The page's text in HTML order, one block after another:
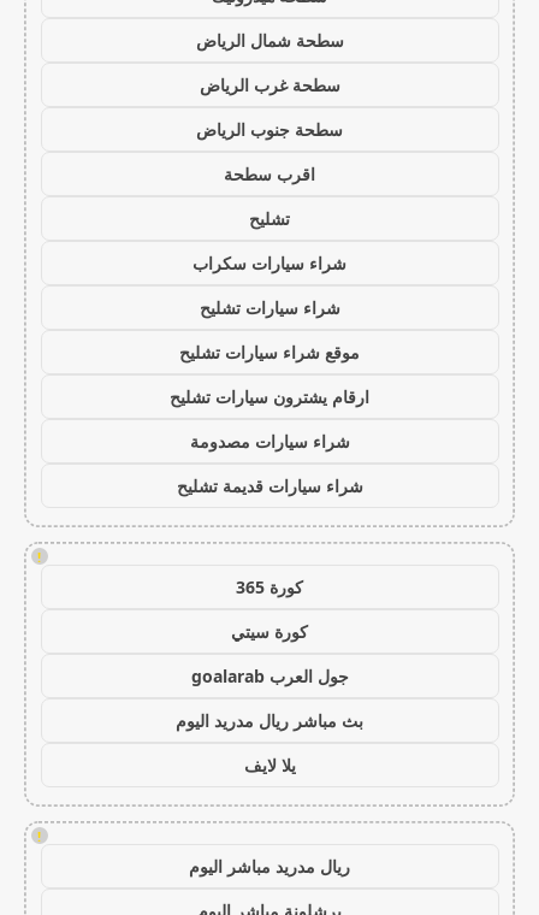
سطحة شمال الرياض
سطحة غرب الرياض
سطحة جنوب الرياض
اقرب سطحة
تشليح
شراء سيارات سكراب
شراء سيارات تشليح
موقع شراء سيارات تشليح
ارقام يشترون سيارات تشليح
شراء سيارات مصدومة
شراء سيارات قديمة تشليح
!
كورة 365
كورة سيتي
جول العرب goalarab
بث مباشر ريال مدريد اليوم
يلا لايف
!
ريال مدريد مباشر اليوم